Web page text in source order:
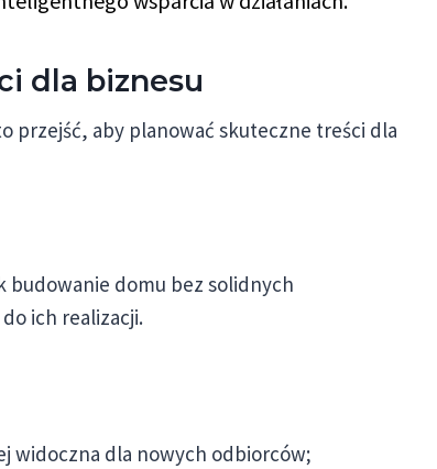
dla biznesu
przejść, aby planować skuteczne treści dla
budowanie domu bez solidnych
ich realizacji.
widoczna dla nowych odbiorców;